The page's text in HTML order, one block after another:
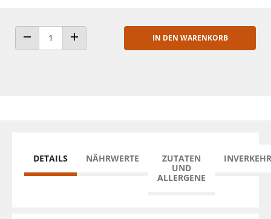
ANZAHL VERRINGERNANZAHL ERHÖHEN
IN DEN WARENKORB
DETAILS NÄHRWERTE
ZUTATEN
UND
ALLERGENE